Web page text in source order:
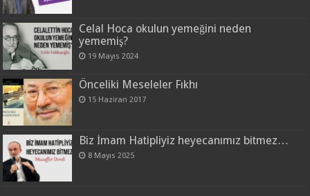
Celal Hoca okulun yemeğini neden
yememiş?
19 Mayıs 2024
Önceliki Meseleler Fıkhı
15 Haziran 2017
Biz İmam Hatipliyiz heyecanımız bitmez…
8 Mayıs 2025